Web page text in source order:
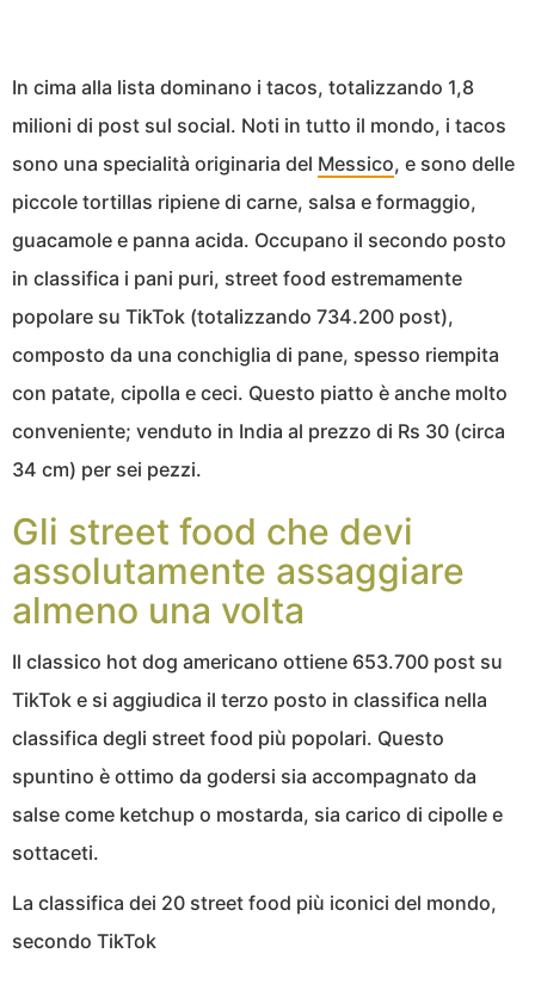
In cima alla lista dominano i tacos, totalizzando 1,8
milioni di post sul social. Noti in tutto il mondo, i tacos
sono una specialità originaria del Messico, e sono delle
piccole tortillas ripiene di carne, salsa e formaggio,
guacamole e panna acida. Occupano il secondo posto
in classifica i pani puri, street food estremamente
popolare su TikTok (totalizzando 734.200 post),
composto da una conchiglia di pane, spesso riempita
con patate, cipolla e ceci. Questo piatto è anche molto
conveniente; venduto in India al prezzo di Rs 30 (circa
34 cm) per sei pezzi.
Gli street food che devi
assolutamente assaggiare
almeno una volta
Il classico hot dog americano ottiene 653.700 post su
TikTok e si aggiudica il terzo posto in classifica nella
classifica degli street food più popolari. Questo
spuntino è ottimo da godersi sia accompagnato da
salse come ketchup o mostarda, sia carico di cipolle e
sottaceti.
La classifica dei 20 street food più iconici del mondo,
secondo TikTok